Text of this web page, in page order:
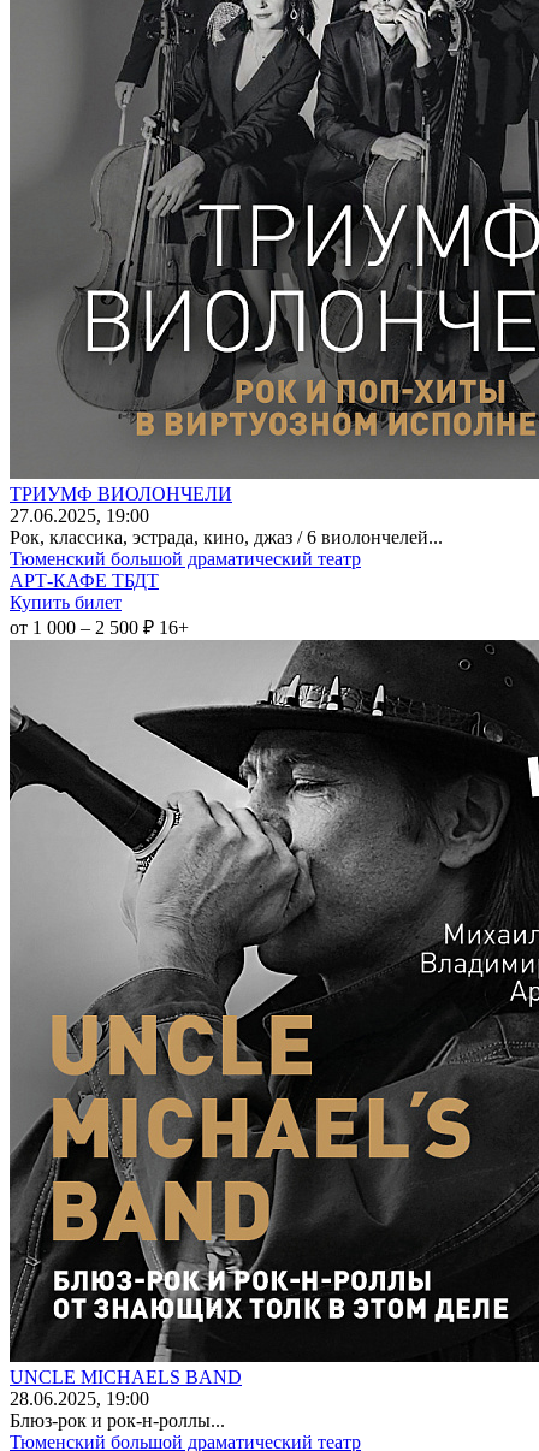
ТРИУМФ ВИОЛОНЧЕЛИ
27.06.2025, 19:00
Рок, классика, эстрада, кино, джаз / 6 виолончелей...
Тюменский большой драматический театр
АРТ-КАФЕ ТБДТ
Купить билет
от 1 000 – 2 500 ₽ 16+
UNCLE MICHAELS BAND
28.06.2025, 19:00
Блюз-рок и рок-н-роллы...
Тюменский большой драматический театр